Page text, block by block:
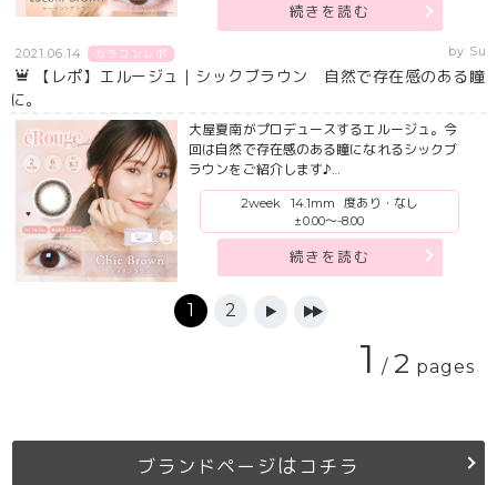
続きを読む
2021.06.14 カラコンレポ by Su
【レポ】エルージュ｜シックブラウン 自然で存在感のある瞳
に。
大屋夏南がプロデュースするエルージュ。今
回は自然で存在感のある瞳になれるシックブ
ラウンをご紹介します♪…
2week 14.1mm
度あり・なし
±0.00～-8.00
続きを読む
1 2 ▶ ▶▶
1 / 2 pages
ブランドページは コチラ